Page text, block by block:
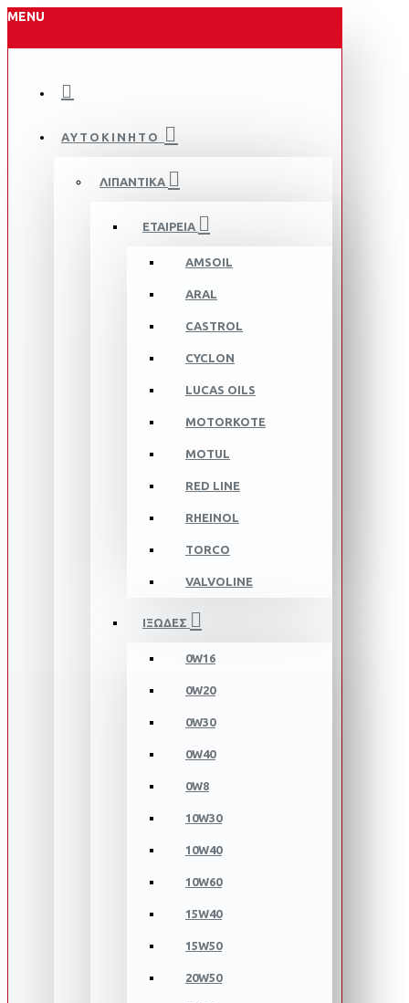
MENU
ΑΥΤΟΚΙΝΗΤΟ
ΛΙΠΑΝΤΙΚΑ
ΕΤΑΙΡΕΙΑ
AMSOIL
ARAL
CASTROL
CYCLON
LUCAS OILS
MOTORKOTE
MOTUL
RED LINE
RHEINOL
TORCO
VALVOLINE
ΙΞΩΔΕΣ
0W16
0W20
0W30
0W40
0W8
10W30
10W40
10W60
15W40
15W50
20W50